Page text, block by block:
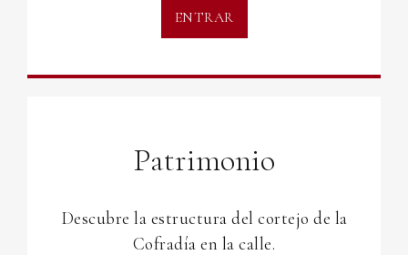
ENTRAR
Patrimonio
Descubre la estructura del cortejo de la
Cofradía en la calle.